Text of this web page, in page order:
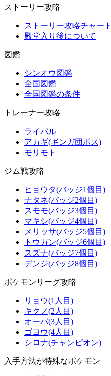
ストーリー攻略
ストーリー攻略チャート
殿堂入り後について
図鑑
シンオウ図鑑
全国図鑑
全国図鑑の条件
トレーナー攻略
ライバル
アカギ(ギンガ団ボス)
モリモト
ジム戦攻略
ヒョウタ(バッジ1個目)
ナタネ(バッジ2個目)
スモモ(バッジ3個目)
マキシ(バッジ4個目)
メリッサ(バッジ5個目)
トウガン(バッジ6個目)
スズナ(バッジ7個目)
デンジ(バッジ8個目)
ポケモンリーグ攻略
リョウ(1人目)
キクノ(2人目)
オーバ(3人目)
ゴヨウ(4人目)
シロナ(チャンピオン)
入手方法が特殊なポケモン